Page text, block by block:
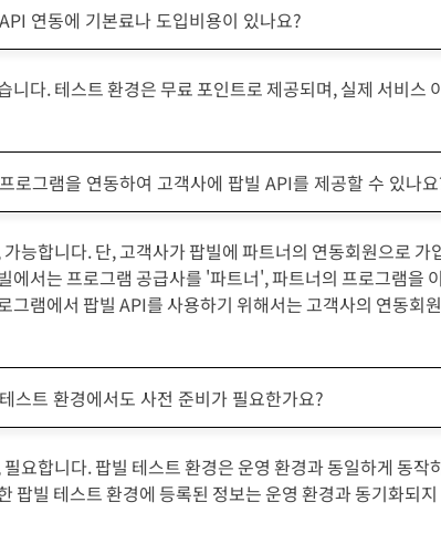
API 연동에 기본료나 도입비용이 있나요?
니다. 테스트 환경은 무료 포인트로 제공되며, 실제 서비스
프로그램을 연동하여 고객사에 팝빌 API를 제공할 수 있나
가능합니다. 단, 고객사가 팝빌에 파트너의 연동회원으로 가
에서는 프로그램 공급사를 '파트너', 파트너의 프로그램을
그램에서 팝빌 API를 사용하기 위해서는 고객사의 연동회
테스트 환경에서도 사전 준비가 필요한가요?
필요합니다. 팝빌 테스트 환경은 운영 환경과 동일하게 동
팝빌 테스트 환경에 등록된 정보는 운영 환경과 동기화되